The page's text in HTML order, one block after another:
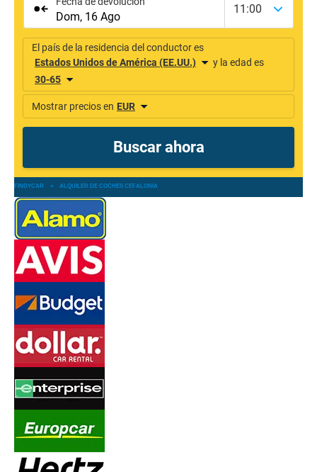
FINDYCAR » ALQUILER DE COCHES CEFALONIA